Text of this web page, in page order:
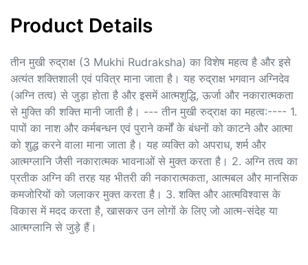
Product Details
तीन मुखी रुद्राक्ष (3 Mukhi Rudraksha) का विशेष महत्व है और इसे
अत्यंत शक्तिशाली एवं पवित्र माना जाता है। यह रुद्राक्ष भगवान अग्निदेव
(अग्नि तत्व) से जुड़ा होता है और इसमें आत्मशुद्धि, ऊर्जा और नकारात्मकता
से मुक्ति की शक्ति मानी जाती है। --- तीन मुखी रुद्राक्ष का महत्व:---- 1.
पापों का नाश और कर्मबन्धन एवं पुराने कर्मों के बंधनों को काटने और आत्मा
को शुद्ध करने वाला माना जाता है। यह व्यक्ति को अपराध, शर्म और
आत्मग्लानि जैसी नकारात्मक भावनाओं से मुक्त करता है। 2. अग्नि तत्व का
प्रतीक अग्नि की तरह यह भीतरी की नकारात्मकता, आत्मबल और मानसिक
कमजोरियों को जलाकर मुक्त करता है। 3. शक्ति और आत्मविश्वास के
विकास में मदद करता है, खासकर उन लोगों के लिए जो आत्म-संदेह या
आत्मग्लानि से जुड़े हैं।